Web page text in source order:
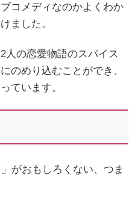
コメディなのかよくわか
ました。
人の恋愛物語のスパイス
のめり込むことができ、
ています。
がおもしろくない、つま